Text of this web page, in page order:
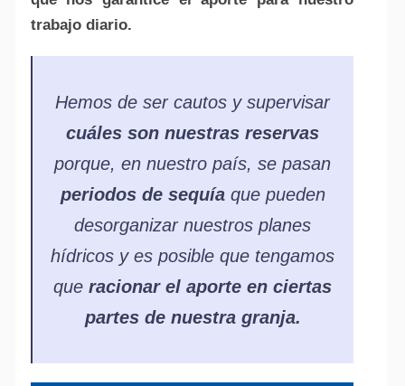
trabajo diario.
Hemos de ser cautos y supervisar
cuáles son nuestras reservas
porque, en nuestro país, se pasan
periodos de sequíaque pueden
desorganizar nuestros planes
hídricos y es posible que tengamos
que racionar el aporte en ciertas
partes de nuestra granja.